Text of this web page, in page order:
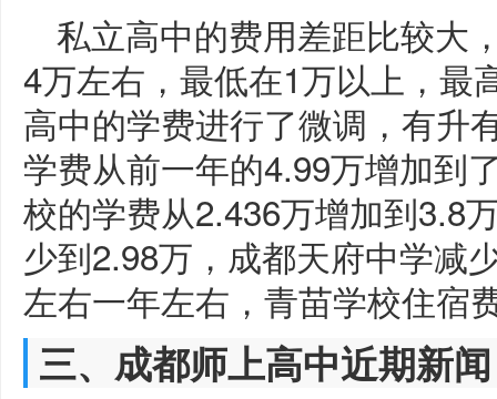
私立高中的费用差距比较大
4万左右，最低在1万以上，最
高中的学费进行了微调，有升
学费从前一年的4.99万增加到
校的学费从2.436万增加到3.8
少到2.98万，成都天府中学减
左右一年左右，青苗学校住宿
三、成都师上高中近期新闻